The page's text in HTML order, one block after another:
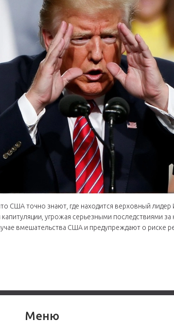
США точно знают, где находится верховный
угрожая серьезными последствиями за
вмешательства США и предупреждают о риске
Меню